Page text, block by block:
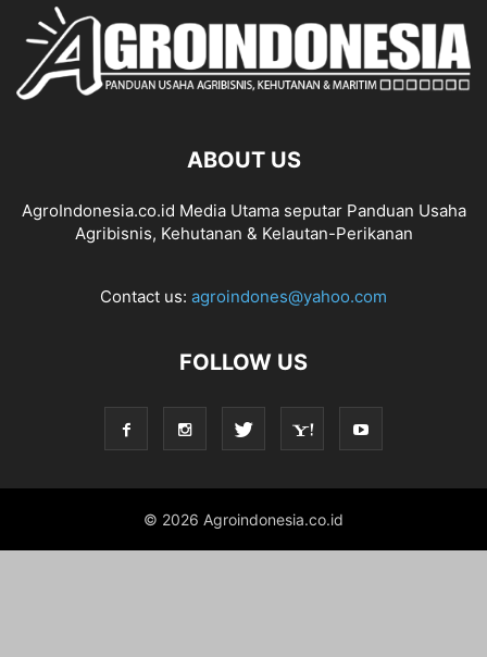
ABOUT US
AgroIndonesia.co.id Media Utama seputar Panduan Usaha
Agribisnis, Kehutanan & Kelautan-Perikanan
Contact us: agroindones@yahoo.com
FOLLOW US
© 2026 Agroindonesia.co.id